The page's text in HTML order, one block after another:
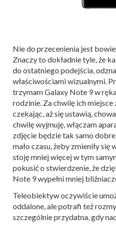
Nie do przecenienia jest
Znaczy to dokładnie tyle, że
do ostatniego podejścia,
właściwościami wizualnymi.
trzymam Galaxy Note 9 w
rodzinie. Za chwilę ich miejsce
czekając, aż się ustawią,
chwilę wyjmuję, włączam
zdjęcie będzie tak samo
mało czasu, żeby zmieniły
stoję mniej więcej w tym
pokusić o stwierdzenie, że
Note 9 wypełni mniej
Teleobiektyw oczywiście
oddalone, ale potrafi też
szczególnie przydatna, gdy